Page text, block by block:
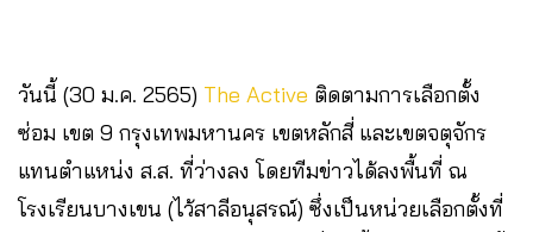
วันนี้ (30 ม.ค. 2565) The Active ติดตามการเลือกตั้ง
ซ่อม เขต 9 กรุงเทพมหานคร เขตหลักสี่ และเขตจตุจักร
แทนตำแหน่ง ส.ส. ที่ว่างลง โดยทีมข่าวได้ลงพื้นที่ ณ
โรงเรียนบางเขน (ไว้สาลีอนุสรณ์) ซึ่งเป็นหน่วยเลือกตั้งที่